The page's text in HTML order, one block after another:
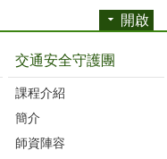
開啟
交通安全守護團
課程介紹
簡介
師資陣容